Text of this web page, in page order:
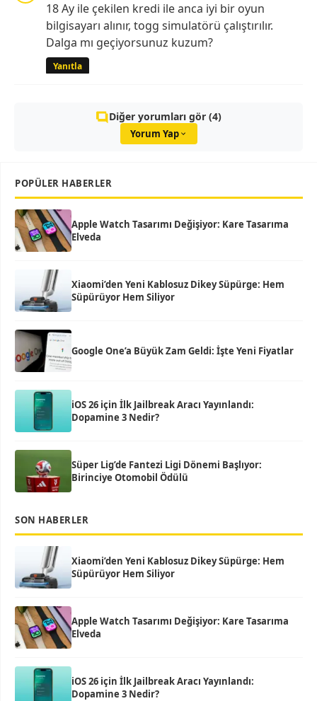
18 Ay ile çekilen kredi ile anca iyi bir oyun
bilgisayarı alınır, togg simulatörü çalıştırılır.
Dalga mı geçiyorsunuz kuzum?
Yanıtla
Diğer yorumları gör (4)
Yorum Yap
POPÜLER HABERLER
Apple Watch Tasarımı Değişiyor: Kare Tasarıma
Elveda
Xiaomi’den Yeni Kablosuz Dikey Süpürge: Hem
Süpürüyor Hem Siliyor
Google One’a Büyük Zam Geldi: İşte Yeni Fiyatlar
iOS 26 için İlk Jailbreak Aracı Yayınlandı:
Dopamine 3 Nedir?
Süper Lig’de Fantezi Ligi Dönemi Başlıyor:
Birinciye Otomobil Ödülü
SON HABERLER
Xiaomi’den Yeni Kablosuz Dikey Süpürge: Hem
Süpürüyor Hem Siliyor
Apple Watch Tasarımı Değişiyor: Kare Tasarıma
Elveda
iOS 26 için İlk Jailbreak Aracı Yayınlandı:
Dopamine 3 Nedir?